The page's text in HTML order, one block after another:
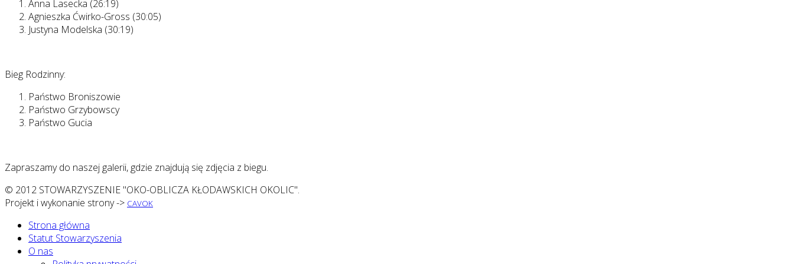
Anna Lasecka (26:19)
Agnieszka Ćwirko-Gross (30:05)
Justyna Modelska (30:19)
Bieg Rodzinny:
Państwo Broniszowie
Państwo Grzybowscy
Państwo Gucia
Zapraszamy do naszej galerii, gdzie znajdują się zdjęcia z biegu.
© 2012 STOWARZYSZENIE "OKO-OBLICZA KŁODAWSKICH OKOLIC".
Projekt i wykonanie strony -> CAVOK
Strona główna
Statut Stowarzyszenia
O nas